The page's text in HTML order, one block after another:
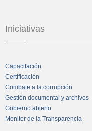
Iniciativas
Capacitación
Certificación
Combate a la corrupción
Gestión documental y archivos
Gobierno abierto
Monitor de la Transparencia